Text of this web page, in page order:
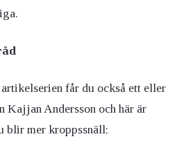
får du också ett eller
Kajjan Andersson och här är
blir mer kroppssnäll;